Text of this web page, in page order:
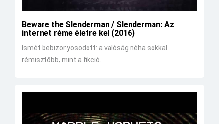
Beware the Slenderman / Slenderman: Az
internet réme életre kel (2016)
Ismét bebizonyosodott: a valóság néha sokkal
rémisztőbb, mint a fikció.